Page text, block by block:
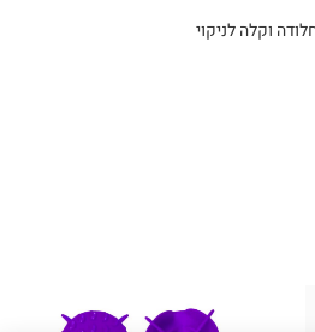
וקלה לניקוי